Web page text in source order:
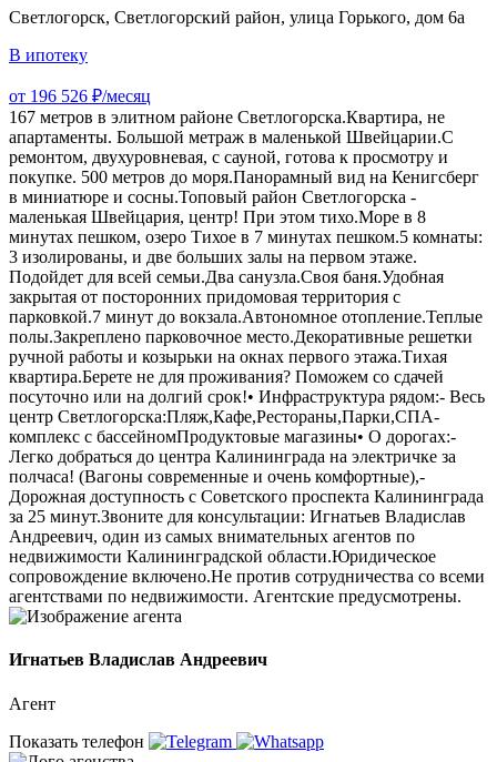
Светлогорск, Светлогорский район, улица Горького, дом 6а
В ипотеку
от 196 526 ₽/месяц
167 метров в элитном районе Светлогорска.Квартира, не
апартаменты. Большой метраж в маленькой Швейцарии.С
ремонтом, двухуровневая, с сауной, готова к просмотру и
покупке. 500 метров до моря.Панорамный вид на Кенигсберг
в миниатюре и сосны.Топовый район Светлогорска -
маленькая Швейцария, центр! При этом тихо.Море в 8
минутах пешком, озеро Тихое в 7 минутах пешком.5 комнаты:
3 изолированы, и две больших залы на первом этаже.
Подойдет для всей семьи.Два санузла.Своя баня.Удобная
закрытая от посторонних придомовая территория с
парковкой.7 минут до вокзала.Автономное отопление.Теплые
полы.Закреплено парковочное место.Декоративные решетки
ручной работы и козырьки на окнах первого этажа.Тихая
квартира.Берете не для проживания? Поможем со сдачей
посуточно или на долгий срок!• Инфраструктура рядом:- Весь
центр Светлогорска:Пляж,Кафе,Рестораны,Парки,СПА-
комплекс с бассейномПродуктовые магазины• О дорогах:-
Легко добраться до центра Калининграда на электричке за
полчаса! (Вагоны современные и очень комфортные),-
Дорожная доступность с Советского проспекта Калининграда
за 25 минут.Звоните для консультации: Игнатьев Владислав
Андреевич, один из самых внимательных агентов по
недвижимости Калининградской области.Юридическое
сопровождение включено.Не против сотрудничества со всеми
агентствами по недвижимости. Агентские предусмотрены.
Игнатьев Владислав Андреевич
Агент
Показать телефон